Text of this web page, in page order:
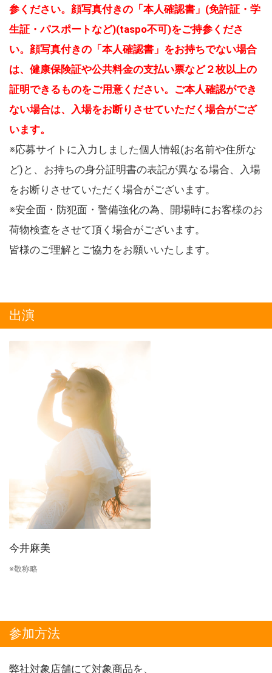
参ください。顔写真付きの「本人確認書」(免許証・学
生証・パスポートなど)(taspo不可)をご持参くださ
い。顔写真付きの「本人確認書」をお持ちでない場合
は、健康保険証や公共料金の支払い票など２枚以上の
証明できるものをご用意ください。ご本人確認ができ
ない場合は、入場をお断りさせていただく場合がござ
います。
※応募サイトに入力しました個人情報(お名前や住所な
ど)と、お持ちの身分証明書の表記が異なる場合、入場
をお断りさせていただく場合がございます。
※安全面・防犯面・警備強化の為、開場時にお客様のお
荷物検査をさせて頂く場合がございます。
皆様のご理解とご協力をお願いいたします。
出演
今井麻美
※敬称略
参加方法
弊社対象店舗にて対象商品を、